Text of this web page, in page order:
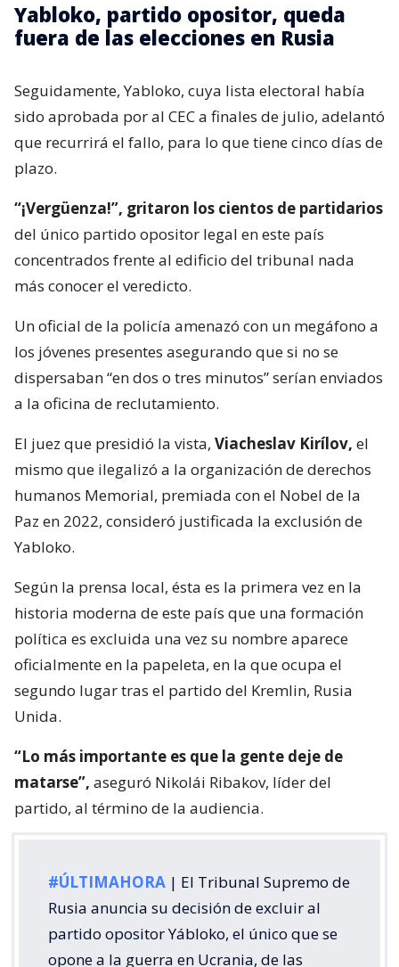
Yabloko, partido opositor, queda
fuera de las elecciones en Rusia
Seguidamente, Yabloko, cuya lista electoral había
sido aprobada por al CEC a finales de julio, adelantó
que recurrirá el fallo, para lo que tiene cinco días de
plazo.
“¡Vergüenza!”, gritaron los cientos de partidarios
del único partido opositor legal en este país
concentrados frente al edificio del tribunal nada
más conocer el veredicto.
Un oficial de la policía amenazó con un megáfono a
los jóvenes presentes asegurando que si no se
dispersaban “en dos o tres minutos” serían enviados
a la oficina de reclutamiento.
El juez que presidió la vista, Viacheslav Kirílov, el
mismo que ilegalizó a la organización de derechos
humanos Memorial, premiada con el Nobel de la
Paz en 2022, consideró justificada la exclusión de
Yabloko.
Según la prensa local, ésta es la primera vez en la
historia moderna de este país que una formación
política es excluida una vez su nombre aparece
oficialmente en la papeleta, en la que ocupa el
segundo lugar tras el partido del Kremlin, Rusia
Unida.
“Lo más importante es que la gente deje de
matarse”, aseguró Nikolái Ribakov, líder del
partido, al término de la audiencia.
#ÚLTIMAHORA | El Tribunal Supremo de
Rusia anuncia su decisión de excluir al
partido opositor Yábloko, el único que se
opone a la guerra en Ucrania, de las